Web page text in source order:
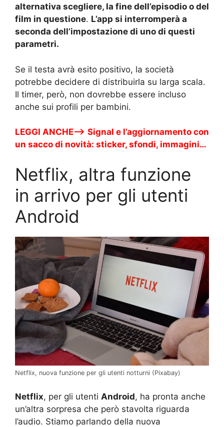
alternativa scegliere, la fine dell’episodio o del
film in questione. L’app si interromperà a
seconda dell’impostazione di uno di questi
parametri.
Se il testa avrà esito positivo, la società
potrebbe decidere di distribuirla su larga scala.
Il timer, però, non dovrebbe essere incluso
anche sui profili per bambini.
LEGGI ANCHE—> Signal e l’aggiornamento con
un sacco di novità: sticker, sfondi, immagini…
Netflix, altra funzione
in arrivo per gli utenti
Android
Netflix, nuova funzione per gli utenti notturni (Pixabay)
Netflix, per gli utenti Android, ha pronta anche
un’altra sorpresa che però stavolta riguarda
l’audio. Stiamo parlando della nuova